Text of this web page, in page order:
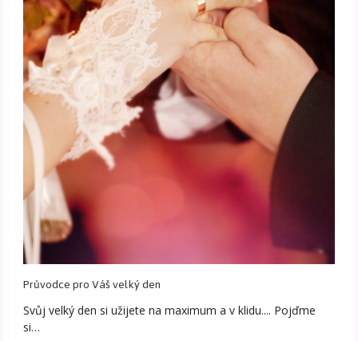
Průvodce pro Váš velký den
Svůj velký den si užijete na maximum a v klidu.... Pojďme
si…